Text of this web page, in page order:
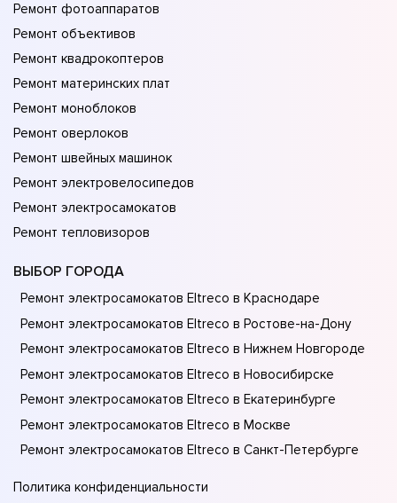
Ремонт фотоаппаратов
Ремонт объективов
Ремонт квадрокоптеров
Ремонт материнских плат
Ремонт моноблоков
Ремонт оверлоков
Ремонт швейных машинок
Ремонт электровелосипедов
Ремонт электросамокатов
Ремонт тепловизоров
ВЫБОР ГОРОДА
Ремонт электросамокатов Eltreco в Краснодаре
Ремонт электросамокатов Eltreco в Ростове-на-Донy
Ремонт электросамокатов Eltreco в Нижнем Новгороде
Ремонт электросамокатов Eltreco в Новосибирске
Ремонт электросамокатов Eltreco в Екатеринбурге
Ремонт электросамокатов Eltreco в Москве
Ремонт электросамокатов Eltreco в Санкт-Петербурге
Политика конфиденциальности